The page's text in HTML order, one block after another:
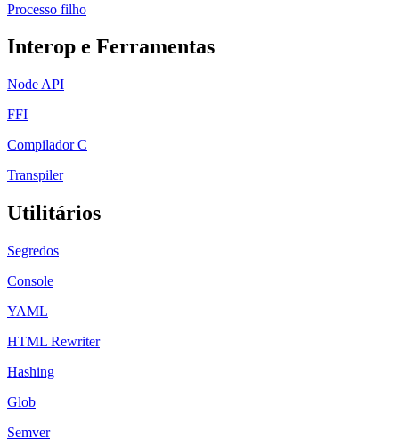
Processo filho
Interop e Ferramentas
Node API
FFI
Compilador C
Transpiler
Utilitários
Segredos
Console
YAML
HTML Rewriter
Hashing
Glob
Semver